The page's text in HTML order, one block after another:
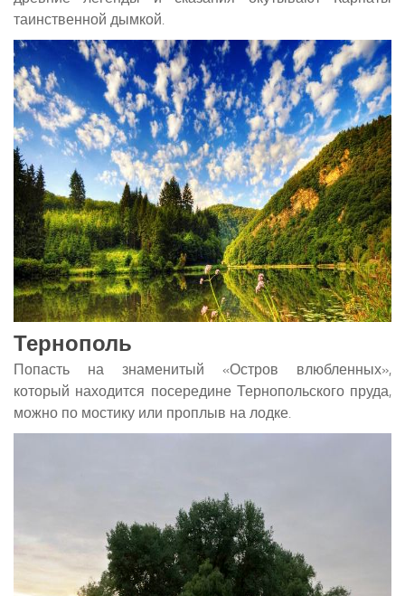
таинственной дымкой.
Тернополь
Попасть на знаменитый «Остров влюбленных»,
который находится посередине Тернопольского пруда,
можно по мостику или проплыв на лодке.